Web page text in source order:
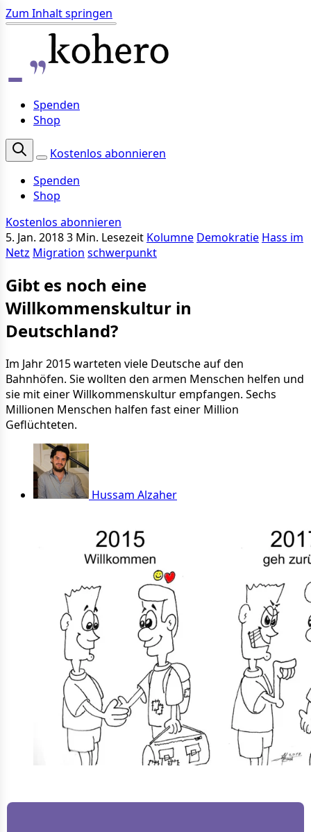
Zum Inhalt springen
Spenden
Shop
Kostenlos abonnieren
Spenden
Shop
Kostenlos abonnieren
5. Jan. 20183 Min. Lesezeit Kolumne Demokratie Hass im
Netz Migration schwerpunkt
Gibt es noch eine
Willkommenskultur in
Deutschland?
Im Jahr 2015 warteten viele Deutsche auf den
Bahnhöfen. Sie wollten den armen Menschen helfen und
sie mit einer Willkommenskultur empfangen. Sechs
Millionen Menschen halfen fast einer Million
Geflüchteten.
Hussam Alzaher